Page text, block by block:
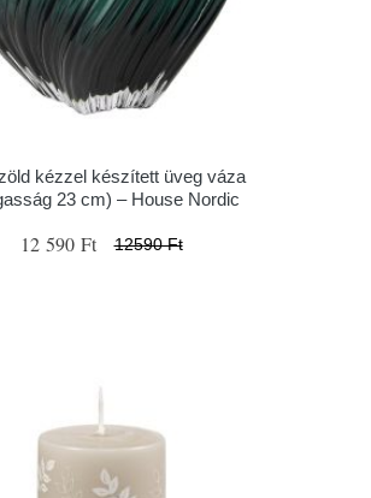
kézzel készített üveg váza
23 cm) – House Nordic
12 590 Ft 12590 Ft